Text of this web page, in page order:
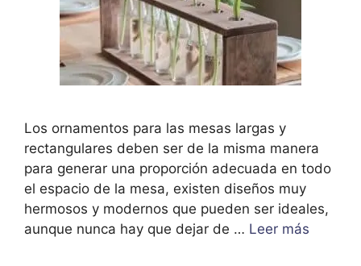
Los ornamentos para las mesas largas y
rectangulares deben ser de la misma manera
para generar una proporción adecuada en todo
el espacio de la mesa, existen diseños muy
hermosos y modernos que pueden ser ideales,
aunque nunca hay que dejar de … Leer más